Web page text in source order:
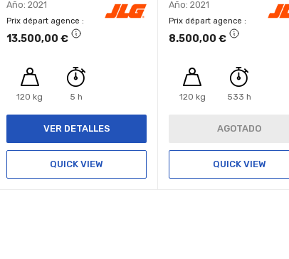
Año: 2021
Prix départ agence
13.500,00 €
120 kg 5 h
VER DETALLES
QUICK VIEW
Año: 2021
Prix départ agence
8.500,00 €
120 kg 533 h
AGOTADO
QUICK VIEW